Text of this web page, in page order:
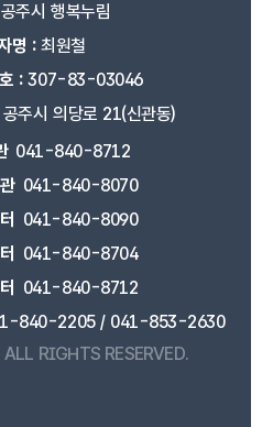
주시 행복누림
명 :최원철
:307-83-03046
주시 의당로 21(신관동)
041-840-8712
041-840-8070
041-840-8090
041-840-8704
041-840-8712
840-2205 / 041-853-2630
ALL RIGHTS RESERVED.